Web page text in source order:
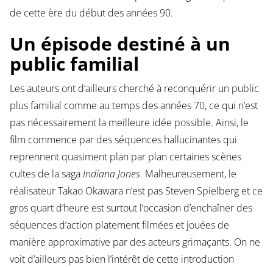
de cette ère du début des années 90.
Un épisode destiné à un
public familial
Les auteurs ont d’ailleurs cherché à reconquérir un public
plus familial comme au temps des années 70, ce qui n’est
pas nécessairement la meilleure idée possible. Ainsi, le
film commence par des séquences hallucinantes qui
reprennent quasiment plan par plan certaines scènes
cultes de la sagaIndiana Jones. Malheureusement, le
réalisateur Takao Okawara n’est pas Steven Spielberg et ce
gros quart d’heure est surtout l’occasion d’enchaîner des
séquences d’action platement filmées et jouées de
manière approximative par des acteurs grimaçants. On ne
voit d’ailleurs pas bien l’intérêt de cette introduction